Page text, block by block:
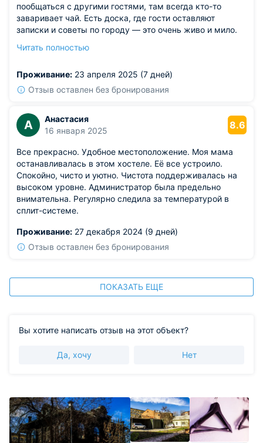
пообщаться с другими гостями, там всегда кто-то
заваривает чай. Есть доска, где гости оставляют
записки и советы по городу — это очень живо и мило.
стриминга. Сотрудники приветливые, даже проводили
знакомства с новыми людьми.
Из недостатков: подушка показалась тонкой —
Читать полностью
Проживание: 23 апреля 2025 (7 дней)
Отзыв оставлен без бронирования
А
Анастасия
16 января 2025
8.6
Все прекрасно. Удобное местоположение. Моя мама
останавливалась в этом хостеле. Её все устроило.
Спокойно, чисто и уютно. Чистота поддерживалась на
высоком уровне. Администратор была предельно
внимательна. Регулярно следила за температурой в
сплит-системе.
Проживание: 27 декабря 2024 (9 дней)
Отзыв оставлен без бронирования
ПОКАЗАТЬ ЕЩЕ
Вы хотите написать отзыв на этот объект?
Да, хочу Нет